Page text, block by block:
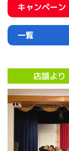
キャンペーン
一覧
店舗より